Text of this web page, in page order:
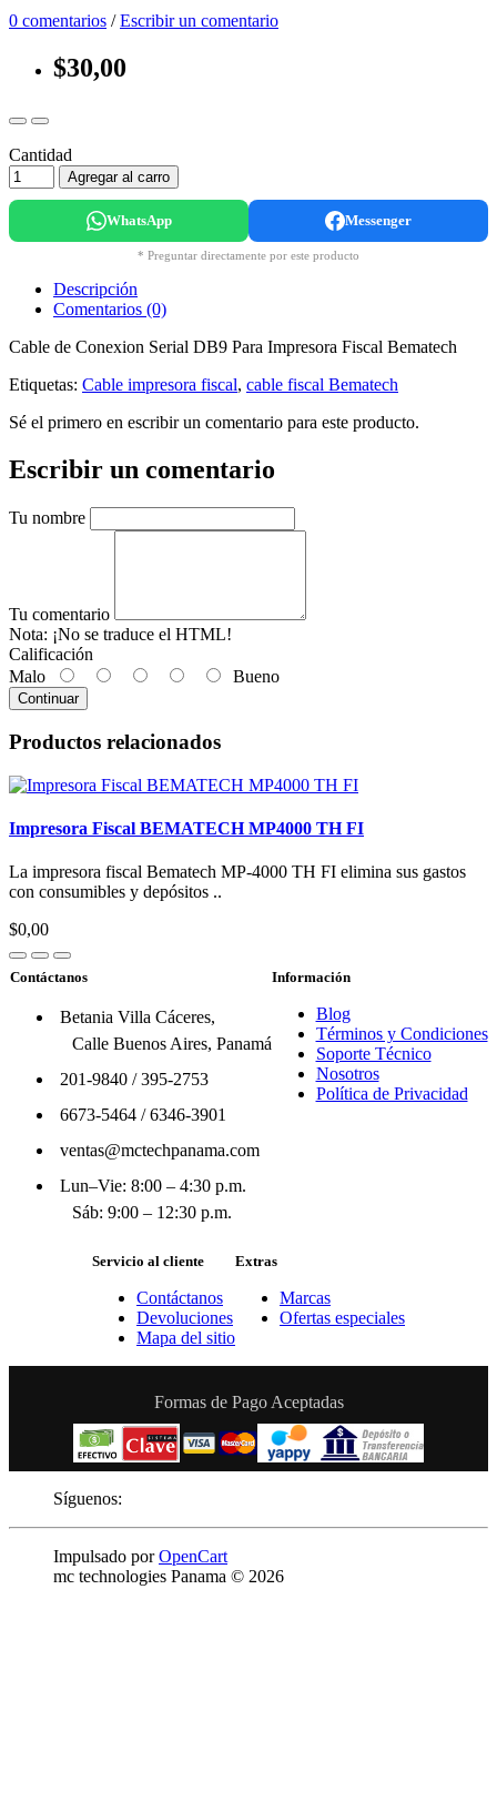
0 comentarios /Escribir un comentario
$30,00
Cantidad
Agregar al carro
WhatsApp Messenger
* Preguntar directamente por este producto
Descripción
Comentarios (0)
Cable de Conexion Serial DB9 Para Impresora Fiscal Bematech
Etiquetas: Cable impresora fiscal, cable fiscal Bematech
Sé el primero en escribir un comentario para este producto.
Escribir un comentario
Tu nombre
Tu comentario
Nota: ¡No se traduce el HTML!
Calificación
Malo
Bueno
Continuar
Productos relacionados
Impresora Fiscal BEMATECH MP4000 TH FI
La impresora fiscal Bematech MP-4000 TH FI elimina sus gastos
con consumibles y depósitos ..
$0,00
Contáctanos
Betania Villa Cáceres,
Calle Buenos Aires, Panamá
201-9840/395-2753
6673-5464/6346-3901
ventas@mctechpanama.com
Lun–Vie: 8:00 – 4:30 p.m.
Sáb: 9:00 – 12:30 p.m.
Información
Blog
Términos y Condiciones
Soporte Técnico
Nosotros
Política de Privacidad
Servicio al cliente
Contáctanos
Devoluciones
Mapa del sitio
Extras
Marcas
Ofertas especiales
Formas de Pago Aceptadas
Síguenos:
Impulsado porOpenCart
mc technologies Panama © 2026